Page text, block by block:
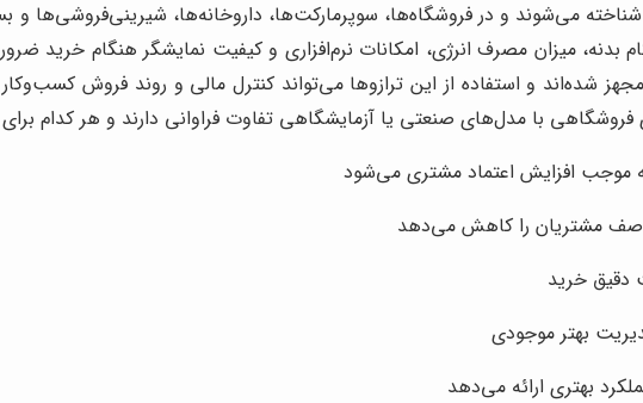
می‌شوند و در فروشگاه‌ها، سوپرمارکت‌ها، داروخانه‌ها، شیرینی‌فروشی‌ها و
بدنه، میزان مصرف انرژی، امکانات نرم‌افزاری و کیفیت نمایشگر هنگام خرید
شده‌اند و استفاده از این ترازوها می‌تواند کنترل مالی و روند فروش
فروشگاهی با مدل‌های صنعتی یا آزمایشگاهی تفاوت فراوانی دارند و هر کدام
موجب افزایش اعتماد مشتری می‌شود
صف مشتریان را کاهش می‌دهد
دقیق خرید
بهتر موجودی
بهتری ارائه می‌دهد